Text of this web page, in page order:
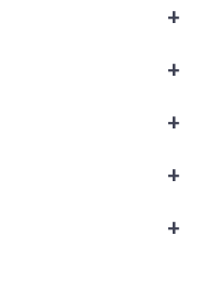
+
+
+
+
+